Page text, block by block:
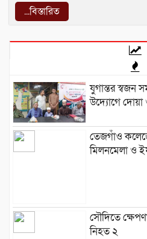
...বিস্তারিত
যুগান্তর স্বজন
উদ্যোগে
তেজগাঁও
মিলনমেলা ও
সৌদিতে
নিহত ২